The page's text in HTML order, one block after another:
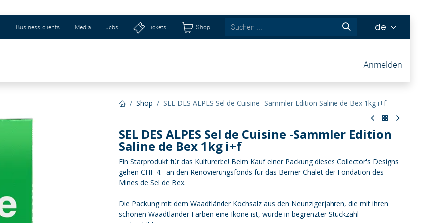
Business clients Media Jobs Tickets Shop de
Anmelden
Shop SEL DES ALPES Sel de Cuisine -Sammler Edition Saline de Bex 1kg i+f
SEL DES ALPES Sel de Cuisine -Sammler Edition
Saline de Bex 1kg i+f
Ein Starprodukt für das Kulturerbe! Beim Kauf einer Packung dieses Collector's Designs
gehen CHF 4.- an den Renovierungsfonds für das Berner Chalet der Fondation des
Mines de Sel de Bex.
Die Packung mit dem Waadtländer Kochsalz aus den Neunzigerjahren, die mit ihren
schönen Waadtländer Farben eine Ikone ist, wurde in begrenzter Stückzahl